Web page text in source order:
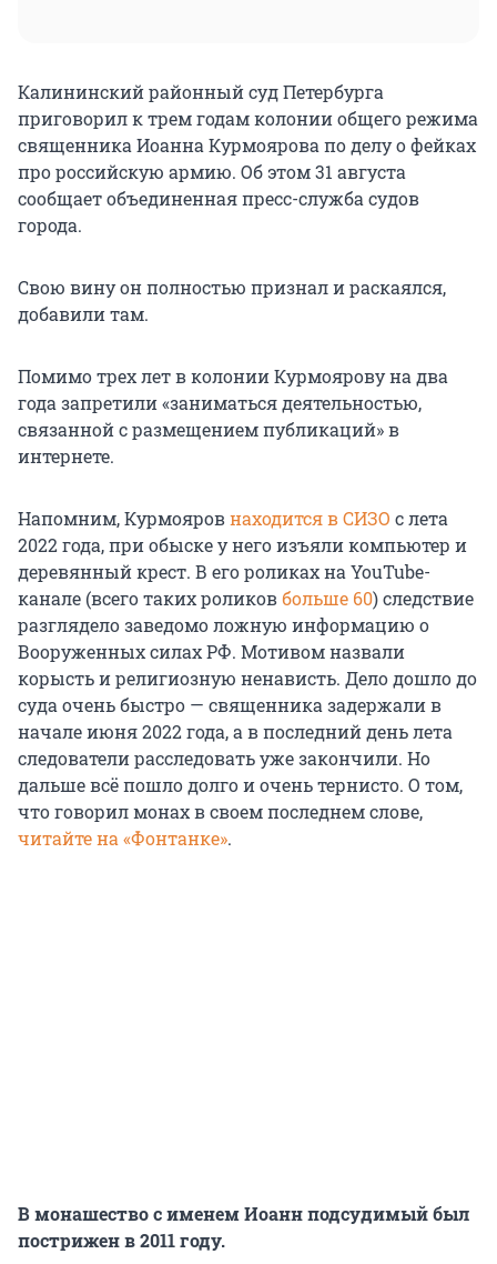
Калининский районный суд Петербурга
приговорил к трем годам колонии общего режима
священника Иоанна Курмоярова по делу о фейках
про российскую армию. Об этом 31 августа
сообщает объединенная пресс-служба судов
города.
Свою вину он полностью признал и раскаялся,
добавили там.
Помимо трех лет в колонии Курмоярову на два
года запретили «заниматься деятельностью,
связанной с размещением публикаций» в
интернете.
Напомним, Курмояровнаходится в СИЗО с лета
2022 года, при обыске у него изъяли компьютер и
деревянный крест. В его роликах на YouTube-
канале (всего таких роликовбольше 60) следствие
разглядело заведомо ложную информацию о
Вооруженных силах РФ. Мотивом назвали
корысть и религиозную ненависть. Дело дошло до
суда очень быстро — священника задержали в
начале июня 2022 года, а в последний день лета
следователи расследовать уже закончили. Но
дальше всё пошло долго и очень тернисто. О том,
что говорил монах в своем последнем слове,
читайте на «Фонтанке».
В монашество с именем Иоанн подсудимый был
пострижен в 2011 году.